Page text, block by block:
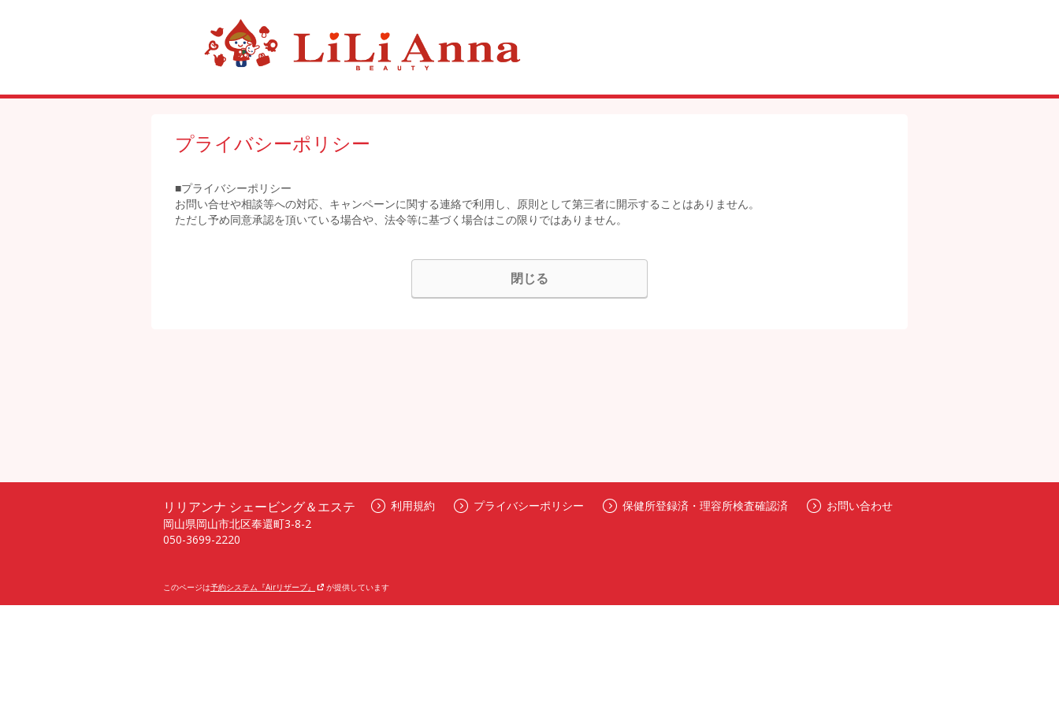
プライバシーポリシー
■プライバシーポリシー
お問い合せや相談等への対応、キャンペーンに関する連絡で利用し、原則として第三者に開示することはありません。
ただし予め同意承認を頂いている場合や、法令等に基づく場合はこの限りではありません。
閉じる
リリアンナ シェービング＆エステ
岡山県岡山市北区奉還町3-8-2
050-3699-2220
利用規約 プライバシーポリシー 保健所登録済・理容所検査確認済 お問い合わせ
このページは予約システム『Airリザーブ』 が提供しています